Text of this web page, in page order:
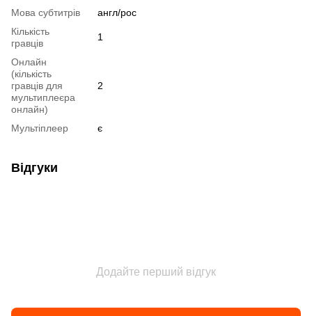
Мова субтитрів
англ/рос
Кількість
гравців
1
Онлайн
(кількість
гравців для
мультиплеєра
онлайн)
2
Мультіплеер є
Відгуки
Додайте перший відгук